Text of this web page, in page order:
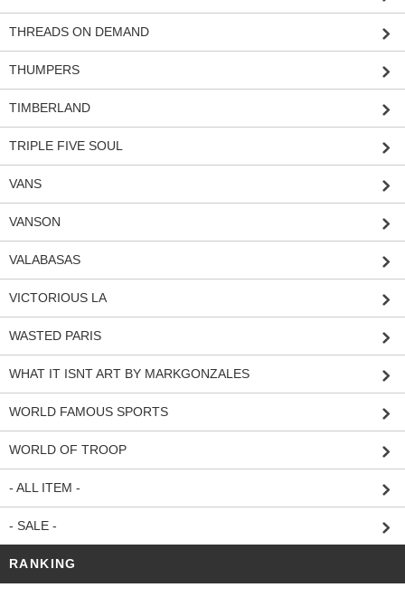
THREADS ON DEMAND
THUMPERS
TIMBERLAND
TRIPLE FIVE SOUL
VANS
VANSON
VALABASAS
VICTORIOUS LA
WASTED PARIS
WHAT IT ISNT ART BY MARKGONZALES
WORLD FAMOUS SPORTS
WORLD OF TROOP
- ALL ITEM -
- SALE -
RANKING